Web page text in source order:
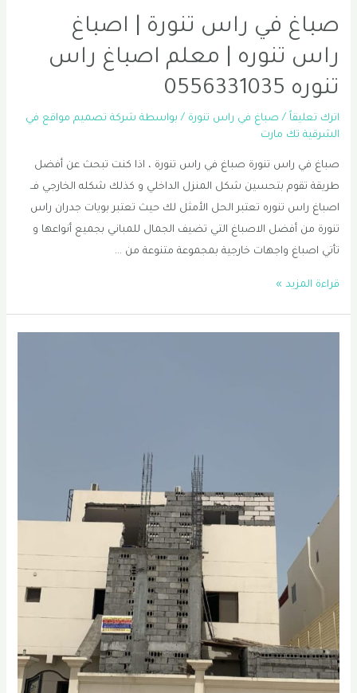
صباغ في راس تنورة | اصباغ
راس تنوره | معلم اصباغ راس
تنوره 0556331035
اترك تعليقاً / صباغ في راس تنورة / بواسطة شركة تصميم مواقع في
الشرقية تك مارت
صباغ في راس تنورة صباغ في راس تنورة ، اذا كنت تبحث عن أفضل
طريقة تقوم بتحسين شكل المنزل الداخلي و كذلك شكله الخارجي فــ
اصباغ راس تنوره تعتبر الحل الأمثل لك حيث تعتبر بويات جدران راس
تنورة من أفضل الاصباغ التي تضيف الجمال للمباني بجميع أنواعها و
تأتي اصباغ واجهات خارجية بمجموعة متنوعة من …
صباغ
اصباغ
راس
0556331035
قراءة المزيد »